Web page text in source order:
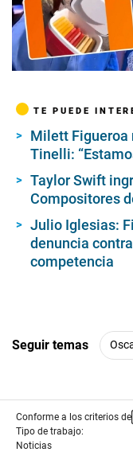
00:00/04:25
TE PUEDE
Milett Figueroa
Tinelli:
Taylor Swift
Compositores
Julio Iglesias:
denuncia
competencia
Seguir temas
Conforme a los criterios de
Tipo de trabajo:
Noticias